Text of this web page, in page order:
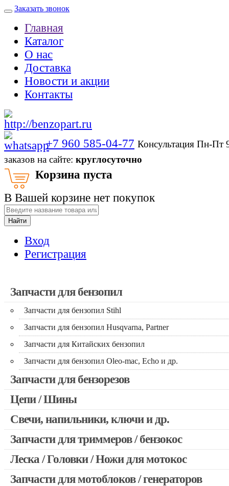
Заказать звонок
Главная
Каталог
О нас
Доставка
Новости и акции
Контакты
+7 960 585-04-77 Консультация Пн-
заказов на сайте: круглосуточно
Корзина пуста
В Вашей корзине нет покупок
Найти
Вход
Регистрация
Запчасти для бензопил
Запчасти для бензопил Stihl
Запчасти для бензопил Husqvarna, Partner
Запчасти для Китайских бензопил
Запчасти для бензопил Oleo-mac, Echo и др.
Запчасти для бензорезов
Цепи / Шины
Свечи, напильники, ключи и др.
Запчасти для триммеров / бензокос
Запчасти для Китайских триммеров
Запчасти для мотокос Stihl / Husqvarna / Oleo-mac / Echo и
Леска / Головки / Ножи для мотокос
Запчасти для мотоблоков / генераторов